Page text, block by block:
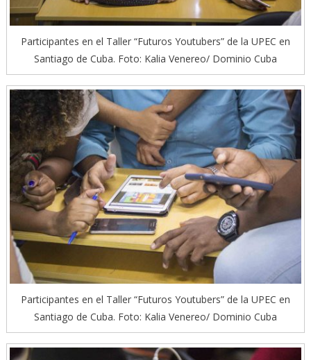
Participantes en el Taller “Futuros Youtubers” de la UPEC en
Santiago de Cuba. Foto: Kalia Venereo/ Dominio Cuba
Participantes en el Taller “Futuros Youtubers” de la UPEC en
Santiago de Cuba. Foto: Kalia Venereo/ Dominio Cuba